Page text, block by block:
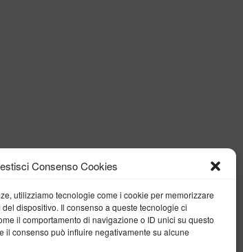
Consenso Cookies
utilizziamo tecnologie come i cookie per memorizzare
dispositivo. Il consenso a queste tecnologie ci
il comportamento di navigazione o ID unici su questo
il consenso può influire negativamente su alcune